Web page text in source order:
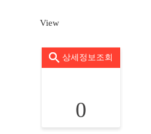
View
상세정보조회
0